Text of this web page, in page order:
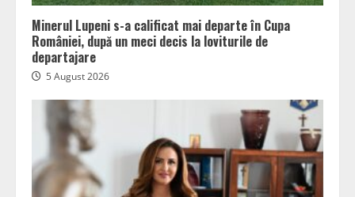
Minerul Lupeni s-a calificat mai departe în Cupa
României, după un meci decis la loviturile de
departajare
5 August 2026